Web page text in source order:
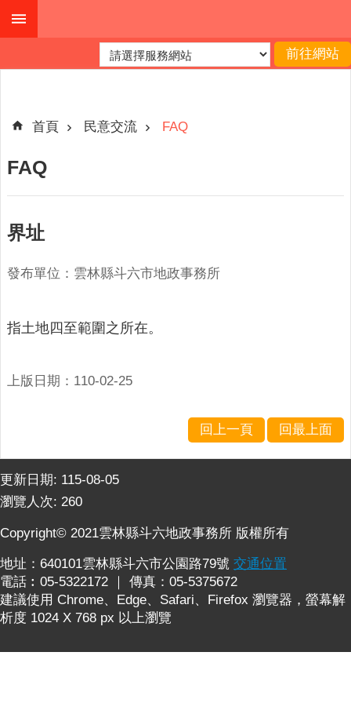
跳到主要內容區塊
階
布
於
查
系
統
服
務
資
公
開
民
意
交
首頁 民意交流 FAQ
FAQ
界址
發布單位：雲林縣斗六市地政事務所
指土地四至範圍之所在。
上版日期：110-02-25
回上一頁 回最上面
更新日期: 115-08-05
瀏覽人次: 260
Copyright© 2021雲林縣斗六地政事務所 版權所有
地址：640101雲林縣斗六市公園路79號 交通位置
電話︰05-5322172 ｜ 傳真：05-5375672
建議使用 Chrome、Edge、Safari、Firefox 瀏覽器，螢幕解
析度 1024 X 768 px 以上瀏覽